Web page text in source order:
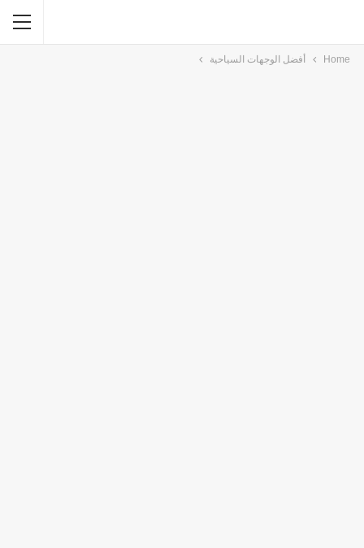
Home أفضل الوجهات السياحية